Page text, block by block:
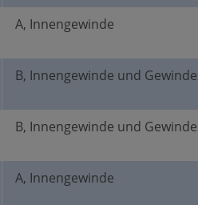
A, Innengewinde
B, Innengewinde und
B, Innengewinde und
A, Innengewinde